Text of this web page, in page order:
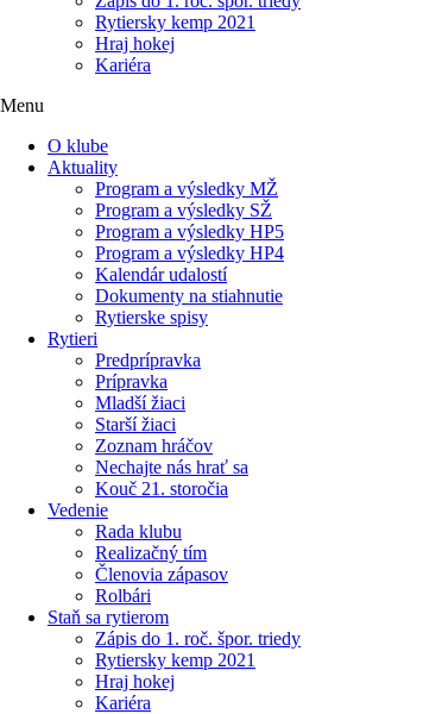
Rytiersky kemp 2021
Hraj hokej
Kariéra
Menu
O klube
Aktuality
Program a výsledky MŽ
Program a výsledky SŽ
Program a výsledky HP5
Program a výsledky HP4
Kalendár udalostí
Dokumenty na stiahnutie
Rytierske spisy
Rytieri
Predprípravka
Prípravka
Mladší žiaci
Starší žiaci
Zoznam hráčov
Nechajte nás hrať sa
Kouč 21. storočia
Vedenie
Rada klubu
Realizačný tím
Členovia zápasov
Rolbári
Staň sa rytierom
Zápis do 1. roč. špor. triedy
Rytiersky kemp 2021
Hraj hokej
Kariéra